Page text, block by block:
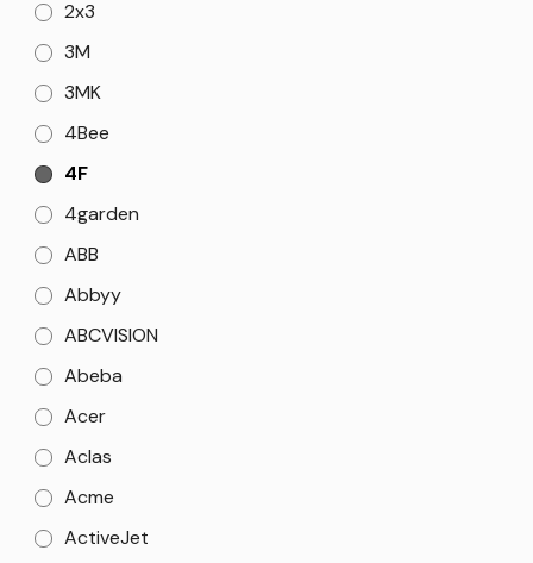
2x3
3M
3MK
4Bee
4F
4garden
ABB
Abbyy
ABCVISION
Abeba
Acer
Aclas
Acme
ActiveJet